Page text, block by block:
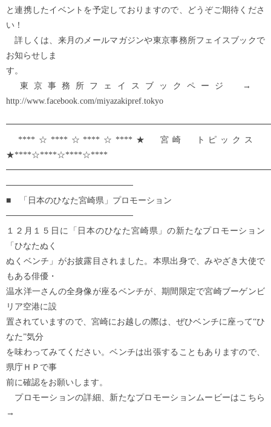
と連携したイベントを予定しておりますので、どうぞご期待くださ
い！
詳しくは、来月のメールマガジンや東京事務所フェイスブックで
お知らせしま
す。
東京事務所フェイスブックページ →
http://www.facebook.com/miyazakipref.tokyo
****☆****☆****☆****★ 宮崎 トピックス
★****☆****☆****☆****
─────────────────────
■ 「日本のひなた宮崎県」プロモーション
─────────────────────
１２月１５日に「日本のひなた宮崎県」の新たなプロモーション
「ひなたぬく
ぬくベンチ」がお披露目されました。本県出身で、みやざき大使で
もある俳優・
温水洋一さんの全身像が座るベンチが、期間限定で宮崎ブーゲンビ
リア空港に設
置されていますので、宮崎にお越しの際は、ぜひベンチに座って“ひ
なた”気分
を味わってみてください。ベンチは出張することもありますので、
県庁ＨＰで事
前に確認をお願いします。
プロモーションの詳細、新たなプロモーションムービーはこちら
→